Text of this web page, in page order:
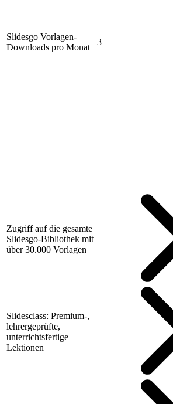
Slidesgo Vorlagen-
Downloads pro Monat
3
Zugriff auf die gesamte
Slidesgo-Bibliothek mit
über 30.000 Vorlagen
Slidesclass: Premium-,
lehrergeprüfte,
unterrichtsfertige
Lektionen